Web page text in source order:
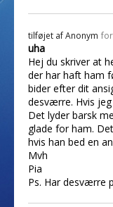
tilføjet afAnonym
uha
Hej du skriver at
der har haft ham
bider efter dit
desværre. Hvis
Det lyder barsk
glade for ham.
hvis han bed en
Mvh
Pia
Ps. Har desværre